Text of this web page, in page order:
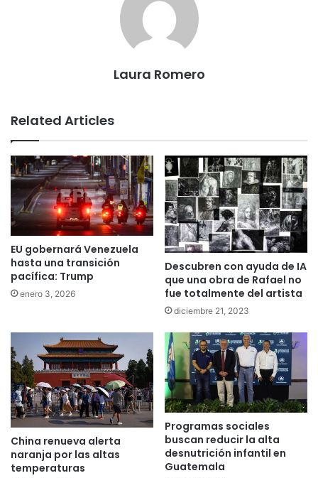
Laura Romero
Related Articles
EU gobernará Venezuela
hasta una transición
pacífica: Trump
enero 3, 2026
Descubren con ayuda de IA
que una obra de Rafael no
fue totalmente del artista
diciembre 21, 2023
China renueva alerta
naranja por las altas
temperaturas
Programas sociales
buscan reducir la alta
desnutrición infantil en
Guatemala